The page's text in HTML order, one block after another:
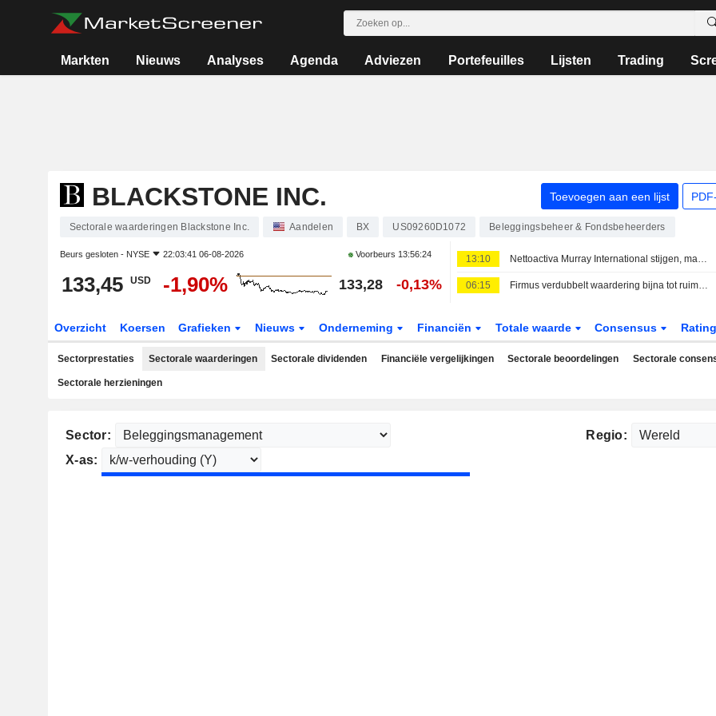
Markten Nieuws Analyses Agenda Adviezen Portefeuilles Lijsten Trading
BLACKSTONE INC. Toevoegen aan een lijst
Sectorale waarderingen Blackstone Inc. Aandelen BX US09260D1072 Beleggingsbeheer & Fondsbeheerders
Beurs gesloten - NYSE 22:03:41 06-08-2026 Voorbeurs 13:56:24
133,45 USD -1,90% 133,28 -0,13%
13:10 Nettoactiva Murray International stijgen, maar prestaties blijven achter bij benchmark
06:15 Firmus verdubbelt waardering bijna tot ruim 10,5 miljard dollar na kapitaalronde met steun van Nvidia
Overzicht Koersen Grafieken Nieuws Onderneming Financiën Totale waarde Consensus
Sectorprestaties Sectorale waarderingen Sectorale dividenden Financiële vergelijkingen Sectorale beoordelingen Sectorale
Sectorale herzieningen
Sector:
Regio:
X-as: